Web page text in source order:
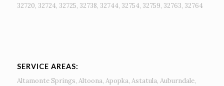
32720, 32724, 32725, 32738, 32744, 32754, 32759, 32763, 32764
SERVICE AREAS:
Altamonte Springs, Altoona, Apopka, Astatula, Auburndale,